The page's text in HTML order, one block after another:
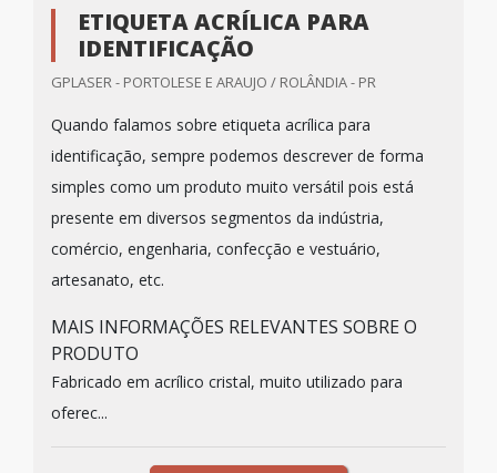
ETIQUETA ACRÍLICA PARA
IDENTIFICAÇÃO
GPLASER - PORTOLESE E ARAUJO / ROLÂNDIA - PR
Quando falamos sobre etiqueta acrílica para
identificação, sempre podemos descrever de forma
simples como um produto muito versátil pois está
presente em diversos segmentos da indústria,
comércio, engenharia, confecção e vestuário,
artesanato, etc.
MAIS INFORMAÇÕES RELEVANTES SOBRE O
PRODUTO
Fabricado em acrílico cristal, muito utilizado para
oferec...